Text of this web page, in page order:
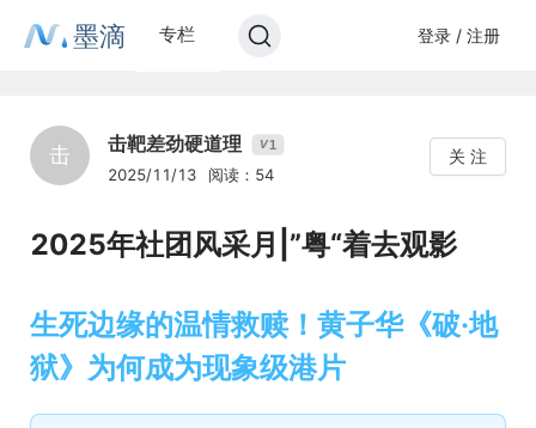
墨滴 专栏 登录 / 注册
击 击靶差劲硬道理 V1
2025/11/13 阅读：54
关 注
2025年社团风采月|”粤“着去观影
生死边缘的温情救赎！黄子华《破·地
狱》为何成为现象级港片